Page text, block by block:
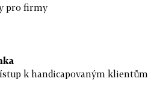
pro firmy
k handicapovaným klientům